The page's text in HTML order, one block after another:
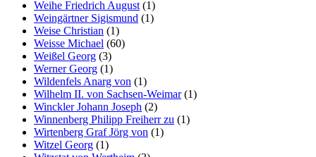
Weihe Friedrich August (1)
Weingärtner Sigismund (1)
Weise Christian (1)
Weisse Michael (60)
Weißel Georg (3)
Werner Georg (1)
Wildenfels Anarg von (1)
Wilhelm II. von Sachsen-Weimar(1)
Winckler Johann Joseph (2)
Winnenberg Philipp Freiherr zu (1)
Wirtenberg Graf Jörg von (1)
Witzel Georg (1)